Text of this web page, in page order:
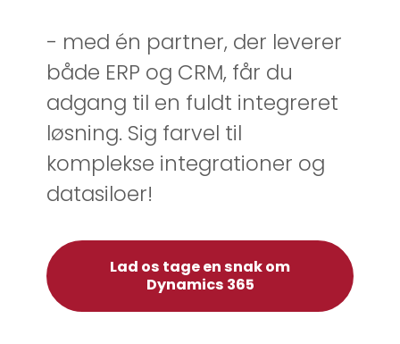
- med én partner, der leverer
både ERP og CRM, får du
adgang til en fuldt integreret
løsning. Sig farvel til
komplekse integrationer og
datasiloer!
Lad os tage en snak om
Dynamics 365